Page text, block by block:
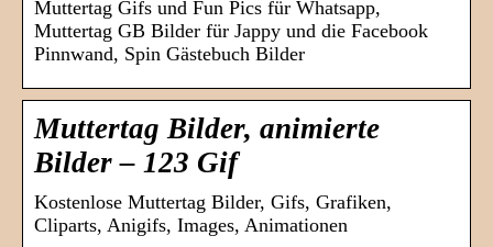
Muttertag Gifs und Fun Pics für Whatsapp,
Muttertag GB Bilder für Jappy und die Facebook
Pinnwand, Spin Gästebuch Bilder
Muttertag Bilder, animierte
Bilder – 123 Gif
Kostenlose Muttertag Bilder, Gifs, Grafiken,
Cliparts, Anigifs, Images, Animationen